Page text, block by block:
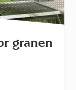
granen